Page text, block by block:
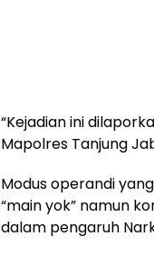
“Kejadian ini
Mapolres Tanjung
Modus operandi
“main yok” namun
dalam pengaruh